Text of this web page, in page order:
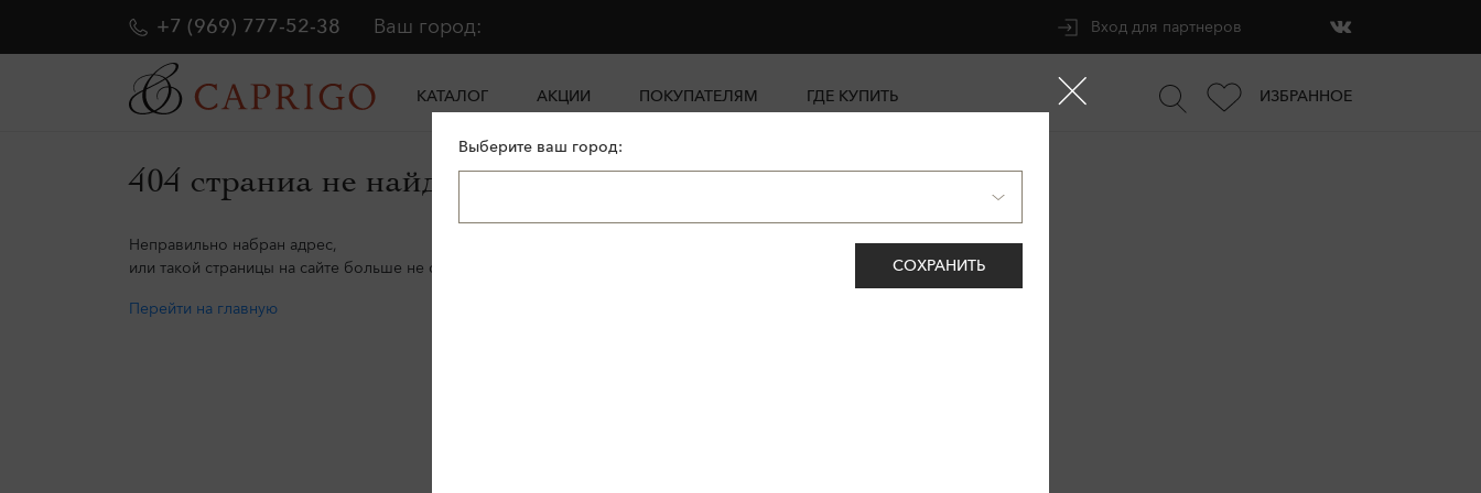
+7 (969) 777-52-38 Ваш город:
Выберите ваш город:
СОХРАНИТЬ
Вход для партнеров
КАТАЛОГ АКЦИИ ПОКУПАТЕЛЯМ ГДЕ КУПИТЬ ИЗБРАННОЕ
404 страниа не найдена
Неправильно набран адрес,
или такой страницы на сайте больше не существует.
Перейти на главную